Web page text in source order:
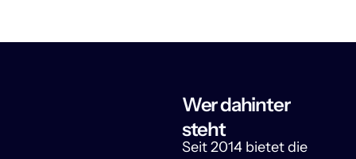
Wer dahinter
steht
Seit 2014 bietet die